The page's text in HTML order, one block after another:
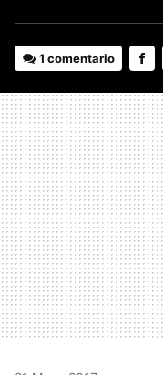
1 comentario